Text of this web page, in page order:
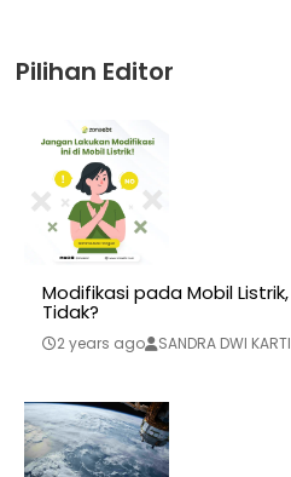
Pilihan Editor
Modifikasi pada Mobil
Tidak?
2 years ago SANDRA DWI